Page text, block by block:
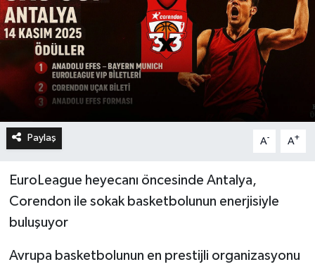
Paylaş A- A+
EuroLeague heyecanı öncesinde Antalya,
Corendon ile sokak basketbolunun enerjisiyle
buluşuyor
Avrupa basketbolunun en prestijli organizasyonu